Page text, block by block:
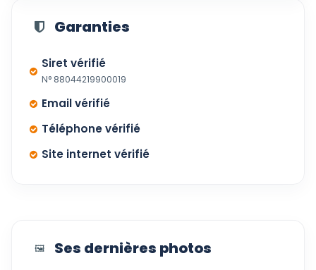
Garanties
Siret vérifié
N° 88044219900019
Email vérifié
Téléphone vérifié
Site internet vérifié
🖼️ Ses dernières photos